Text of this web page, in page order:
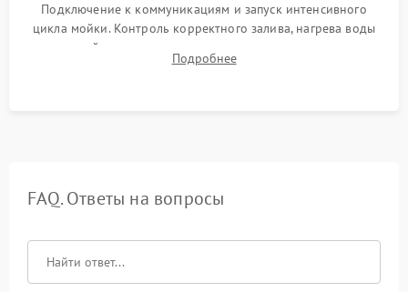
Подключение к коммуникациям и запуск интенсивного
цикла мойки. Контроль корректного залива, нагрева воды
до нужной температуры, отсутствия посторонних шумов,
штатного слива и абсолютной сухости в поддоне.
Подробнее
FAQ. Ответы на вопросы